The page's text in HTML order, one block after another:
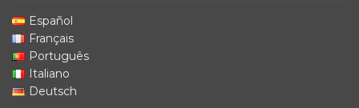
Español
Français
Português
Italiano
Deutsch